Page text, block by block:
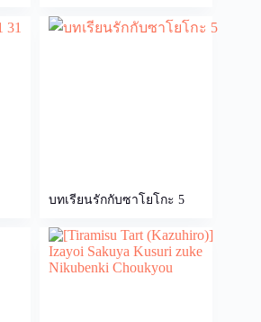
บทเรียนรักกับซาโยโกะ 5